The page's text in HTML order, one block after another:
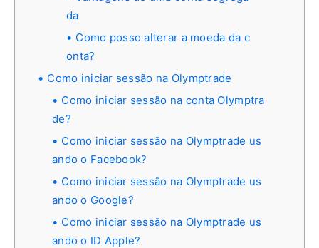
da
Como posso alterar a moeda da c
onta?
Como iniciar sessão na Olymptrade
Como iniciar sessão na conta Olymptra
de?
Como iniciar sessão na Olymptrade us
ando o Facebook?
Como iniciar sessão na Olymptrade us
ando o Google?
Como iniciar sessão na Olymptrade us
ando o ID Apple?